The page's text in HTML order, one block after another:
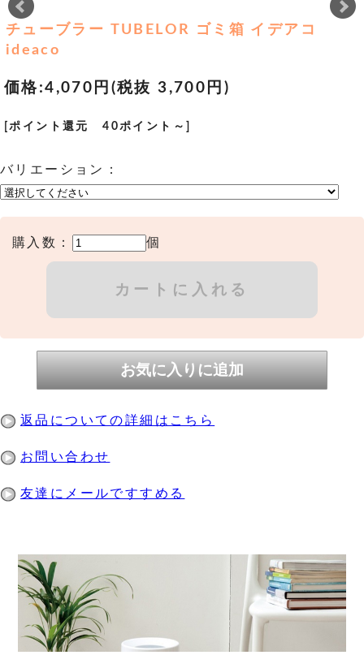
チューブラー TUBELOR ゴミ箱 イデアコ
ideaco
価格:4,070円 (税抜 3,700円)
[ポイント還元 40ポイント～]
バリエーション：
購入数： 個
返品についての詳細はこちら
お問い合わせ
友達にメールですすめる